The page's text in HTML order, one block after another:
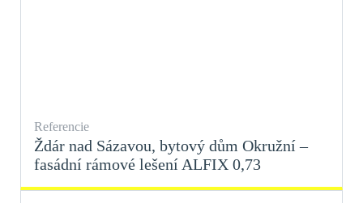
Referencie
Ždár nad Sázavou, bytový dům Okružní –
fasádní rámové lešení ALFIX 0,73